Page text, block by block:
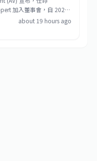
加入董事會，自 2026
國防領域擁有超過 25 年
借重其專業，加速公司在
about 19 hours ago